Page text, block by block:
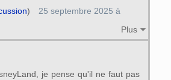
Plus
)
25 septembre 2025 à
je pense qu'il ne faut pas